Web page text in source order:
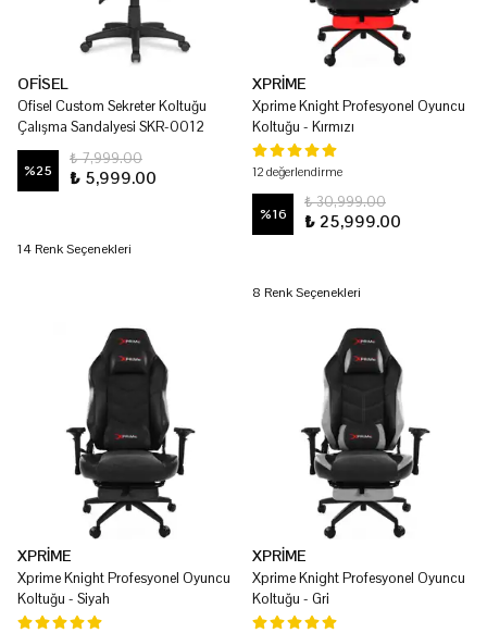
OFİSEL
Ofisel Custom Sekreter Koltuğu
Çalışma Sandalyesi SKR-0012
%25
₺ 7,999.00
₺ 5,999.00
14 Renk Seçenekleri
XPRİME
Xprime Knight Profesyonel Oyuncu
Koltuğu - Kırmızı
12 değerlendirme
%16
₺ 30,999.00
₺ 25,999.00
8 Renk Seçenekleri
XPRİME
Xprime Knight Profesyonel Oyuncu
Koltuğu - Siyah
XPRİME
Xprime Knight Profesyonel Oyuncu
Koltuğu - Gri